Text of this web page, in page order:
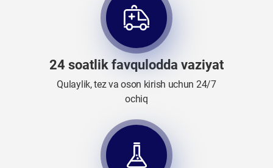
24 soatlik favqulodda vaziyat
Qulaylik, tez va oson kirish uchun 24/7
ochiq